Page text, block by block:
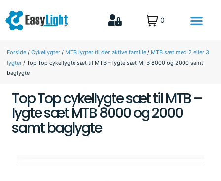
0
Forside / Cykellygter / MTB lygter til den aktive familie / MTB sæt med 2 eller 3
lygter / Top Top cykellygte sæt til MTB – lygte sæt MTB 8000 og 2000 samt
baglygte
Top Top cykellygte sæt til MTB –
lygte sæt MTB 8000 og 2000
samt baglygte